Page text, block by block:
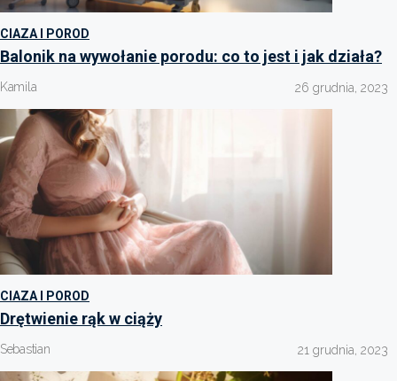
CIAZA I POROD
Balonik na wywołanie porodu: co to jest i jak działa?
Kamila 26 grudnia, 2023
CIAZA I POROD
Drętwienie rąk w ciąży
Sebastian 21 grudnia, 2023